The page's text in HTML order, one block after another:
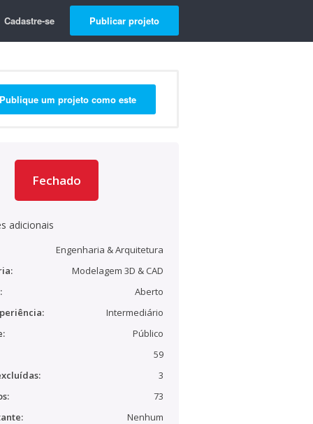
Cadastre-se Publicar projeto
Publique um projeto como este
Fechado
adicionais
Engenharia & Arquitetura
Modelagem 3D & CAD
Aberto
Intermediário
Público
59
3
73
Nenhum